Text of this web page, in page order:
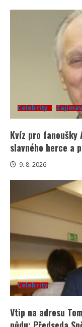
Celebrity
Kvíz pro fanoušky
slavného herce a
9. 8. 2026
Celebrity
Vtip na adresu